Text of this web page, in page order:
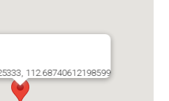
112.68740612198599